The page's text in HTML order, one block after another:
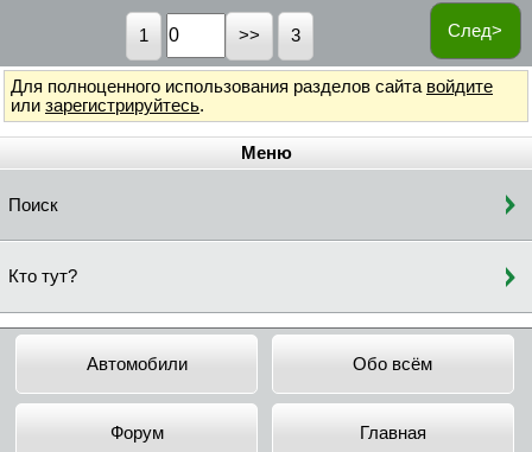
След>
1 3
Для полноценного использования разделов сайта войдите
или зарегистрируйтесь.
Меню
Поиск
Кто тут?
Автомобили Обо всём
Форум Главная